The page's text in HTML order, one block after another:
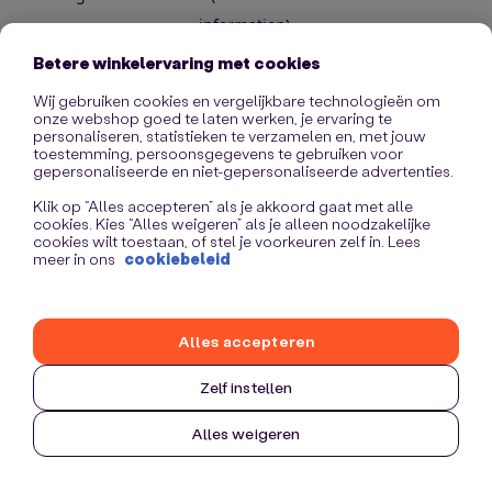
information).
Betere winkelervaring met cookies
Wij gebruiken cookies en vergelijkbare technologieën om
onze webshop goed te laten werken, je ervaring te
personaliseren, statistieken te verzamelen en, met jouw
toestemming, persoonsgegevens te gebruiken voor
gepersonaliseerde en niet-gepersonaliseerde advertenties.
Klik op “Alles accepteren” als je akkoord gaat met alle
cookies. Kies “Alles weigeren” als je alleen noodzakelijke
cookies wilt toestaan, of stel je voorkeuren zelf in. Lees
meer in ons cookiebeleid
Zelf instellen
Alles weigeren
Alles accepteren